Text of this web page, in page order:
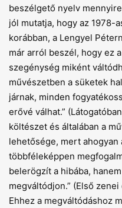
beszélgető nyelv
jól mutatja, hogy az 1978-
korábban, a Lengyel
már arról beszél, hogy ez
szegénység miként
művészetben a süketek
járnak, minden
erővé válhat.”
költészet és általában a
lehetősége, mert ahogyan
többféleképpen
belerögzít a hibába,
megváltódjon.” (Első
Ehhez a megváltódáshoz